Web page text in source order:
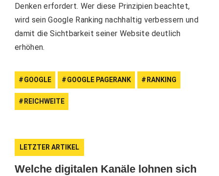
Denken erfordert. Wer diese Prinzipien beachtet,
wird sein Google Ranking nachhaltig verbessern und
damit die Sichtbarkeit seiner Website deutlich
erhöhen.
GOOGLE GOOGLE PAGERANK RANKING
REICHWEITE
LETZTER ARTIKEL
Welche digitalen Kanäle lohnen sich